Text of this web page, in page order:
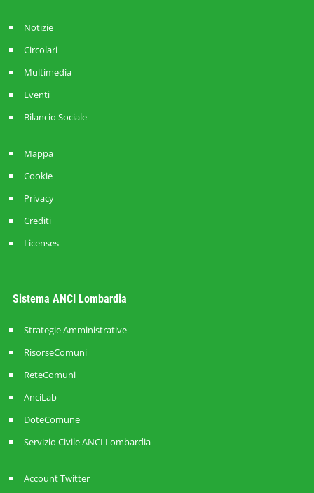
Notizie
Circolari
Multimedia
Eventi
Bilancio Sociale
Mappa
Cookie
Privacy
Crediti
Licenses
Sistema ANCI Lombardia
Strategie Amministrative
RisorseComuni
ReteComuni
AnciLab
DoteComune
Servizio Civile ANCI Lombardia
Account Twitter